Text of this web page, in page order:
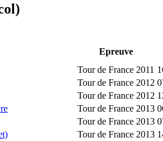
Epreuve
Tour de France 2011
Tour de France 2012
Tour de France 2012
Tour de France 2013
Tour de France 2013
Tour de France 2013